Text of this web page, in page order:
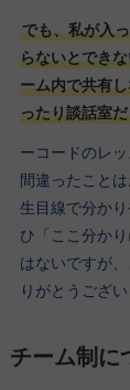
でも、私が入
らないとでき
ーム内で共有
ったり談話室
ーコードのレ
間違ったこと
生目線で分か
ひ「ここ分か
はないですが
りがとうござい
チーム制に